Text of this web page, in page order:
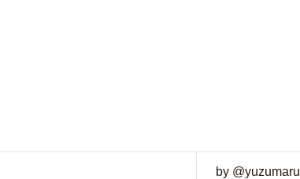
by @yuzumaru